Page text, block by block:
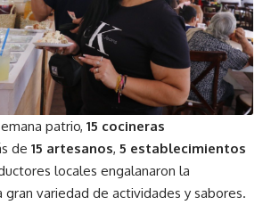
patrio, 15 cocineras
de 15 artesanos, 5 establecimientos
locales engalanaron la
gran variedad de actividades y sabores.